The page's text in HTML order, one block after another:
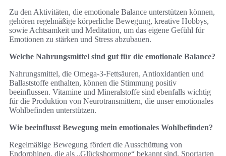
Zu den Aktivitäten, die emotionale Balance unterstützen können,
gehören regelmäßige körperliche Bewegung, kreative Hobbys,
sowie Achtsamkeit und Meditation, um das eigene Gefühl für
Emotionen zu stärken und Stress abzubauen.
Welche Nahrungsmittel sind gut für die emotionale Balance?
Nahrungsmittel, die Omega-3-Fettsäuren, Antioxidantien und
Ballaststoffe enthalten, können die Stimmung positiv
beeinflussen. Vitamine und Mineralstoffe sind ebenfalls wichtig
für die Produktion von Neurotransmittern, die unser emotionales
Wohlbefinden unterstützen.
Wie beeinflusst Bewegung mein emotionales Wohlbefinden?
Regelmäßige Bewegung fördert die Ausschüttung von
Endorphinen, die als „Glückshormone“ bekannt sind. Sportarten